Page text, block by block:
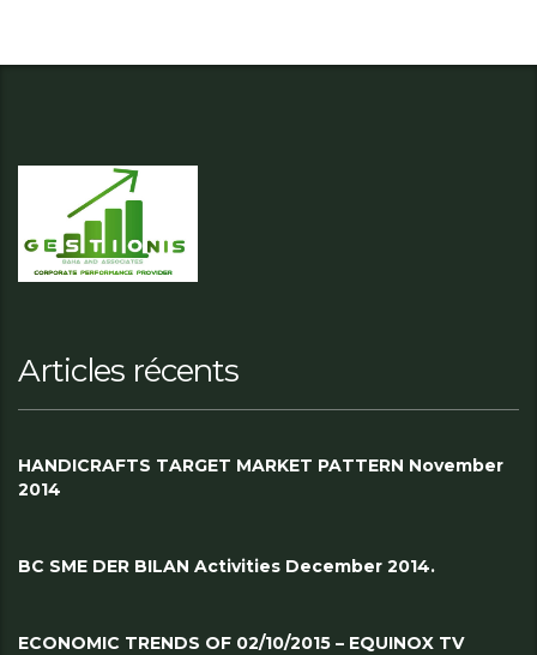
Articles récents
HANDICRAFTS TARGET MARKET PATTERN November
2014
BC SME DER BILAN Activities December 2014.
ECONOMIC TRENDS OF 02/10/2015 – EQUINOX TV